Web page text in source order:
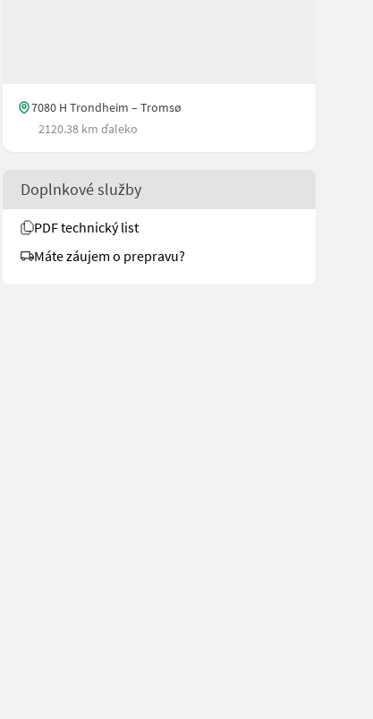
7843 for more images Specifications Tire size: 400/
7080 H Trondheim – Tromsø
2120.38 km ďaleko
Doplnkové služby
PDF technický list
Máte záujem o prepravu?